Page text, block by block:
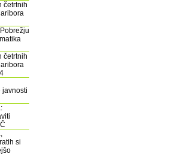
četrtnih
četrtnih
javnosti
si